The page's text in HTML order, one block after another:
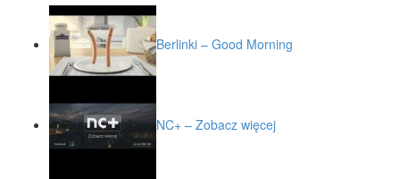
Berlinki – Good Morning
NC+ – Zobacz więcej